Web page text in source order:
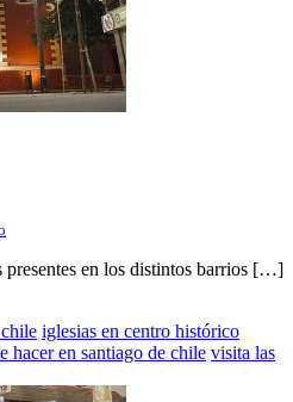
presentes en los distintos barrios […]
iglesias en centro histórico
hacer en santiago de chile visita las